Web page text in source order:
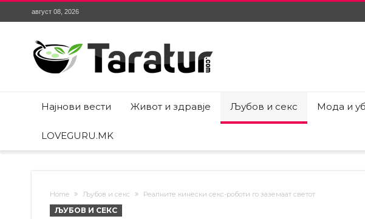
август 08, 2026
Најнови вести Живот и здравје Љубов и секс Мода и
LOVEGURU.MK
Home Љубов и секс Реалните кинески секс-роботи го заземаат светот
ЉУБОВ И СЕКС